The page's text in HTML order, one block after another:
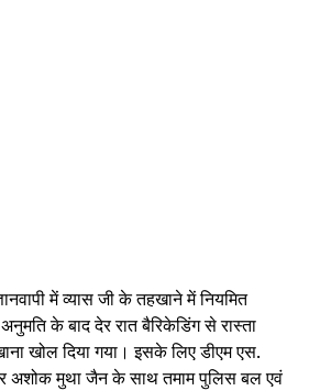
में व्यास जी के तहखाने में नियमित
के बाद देर रात बैरिकेडिंग से रास्ता
खोल दिया गया। इसके लिए डीएम एस.
अशोक मुथा जैन के साथ तमाम पुलिस बल एवं